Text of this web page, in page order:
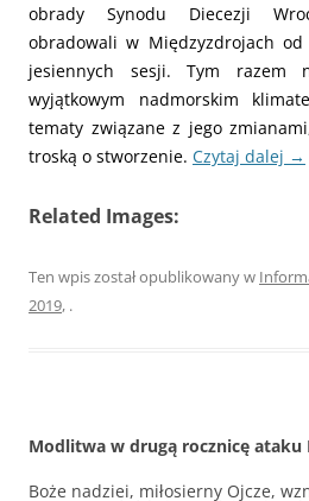
obrady Synodu Diecezji
obradowali w Międzyzdrojach
jesiennych sesji. Tym razem
wyjątkowym nadmorskim
tematy związane z jego
troską o stworzenie. Czytaj dalej →
Related Images:
Ten wpis został opublikowany w
2019, .
Modlitwa w drugą rocznicę ataku
Boże nadziei, miłosierny Ojcze,